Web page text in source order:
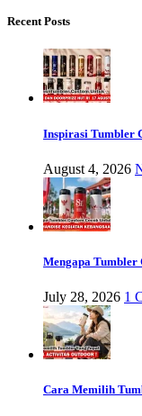
Recent Posts
Inspirasi Tumbler
August 4, 2026
Mengapa Tumbler
July 28, 2026 1
Cara Memilih